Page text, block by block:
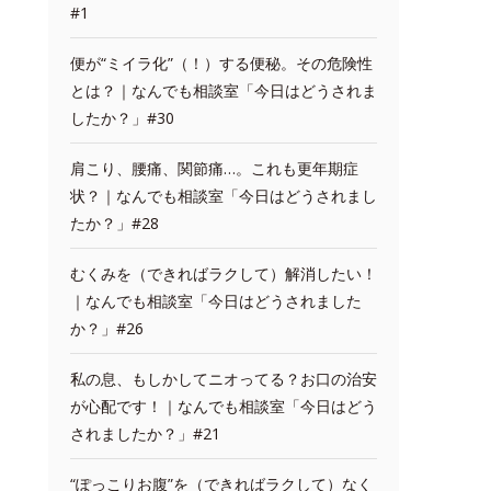
#1
便が“ミイラ化”（！）する便秘。その危険性
とは？｜なんでも相談室「今日はどうされま
したか？」#30
肩こり、腰痛、関節痛…。これも更年期症
状？｜なんでも相談室「今日はどうされまし
たか？」#28
むくみを（できればラクして）解消したい！
｜なんでも相談室「今日はどうされました
か？」#26
私の息、もしかしてニオってる？お口の治安
が心配です！｜なんでも相談室「今日はどう
されましたか？」#21
“ぽっこりお腹”を（できればラクして）なく